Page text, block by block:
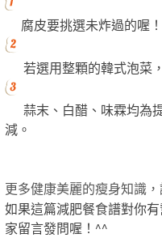
腐皮要挑選未炸過的喔！
若選用整顆的韓式泡菜
蒜末、白醋、味霖均為
減。
更多健康美麗的瘦身知識
如果這篇減肥餐食譜對你
家留言發問喔！^^